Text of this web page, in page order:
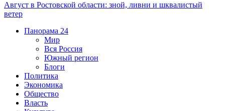
Август в Ростовской области: зной, ливни и шквалистый
ветер
Панорама 24
Мир
Вся Россия
Южный регион
Блоги
Политика
Экономика
Общество
Власть